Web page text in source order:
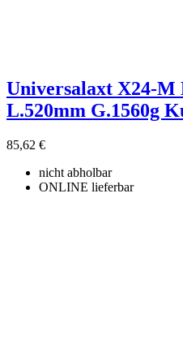
Universalaxt X24-M
L.520mm G.1560g
85,62 €
nicht abholbar
ONLINE lieferbar